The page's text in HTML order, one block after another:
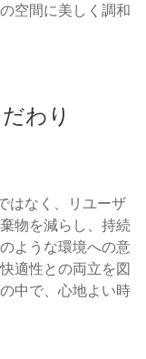
空間に美しく調和
わり
はなく、リユーザ
物を減らし、持続
ような環境への意
適性との両立を図
中で、心地よい時